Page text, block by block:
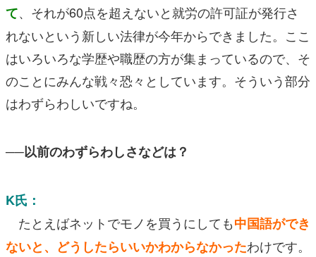
て、それが60点を超えないと就労の許可証が発行さ
れないという新しい法律が今年からできました。ここ
はいろいろな学歴や職歴の方が集まっているので、そ
のことにみんな戦々恐々としています。そういう部分
はわずらわしいですね。
──以前のわずらわしさなどは？
K氏：
たとえばネットでモノを買うにしても中国語ができ
ないと、どうしたらいいかわからなかったわけです。